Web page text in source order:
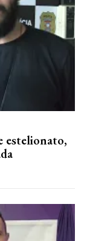
estelionato,